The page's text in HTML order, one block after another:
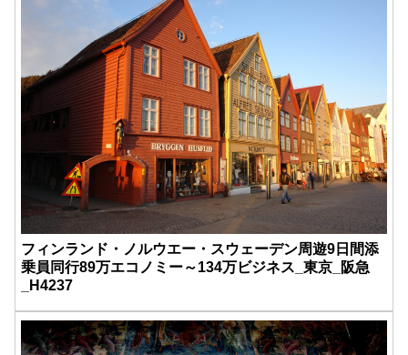
フィンランド・ノルウエー・スウェーデン周遊9日間添
乗員同行89万エコノミー～134万ビジネス_東京_阪急
_H4237